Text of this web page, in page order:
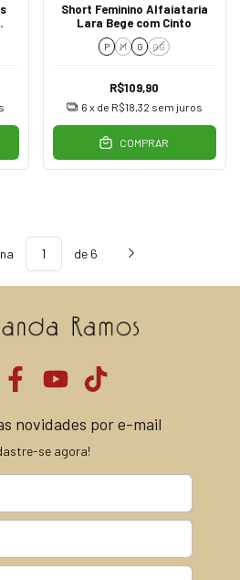
Short Feminino Alfaiataria
Lara Bege com Cinto
P M G GG
R$109,90
6 x de R$18,32 sem juros
COMPRAR
de 6
novidades por e-mail
se agora!